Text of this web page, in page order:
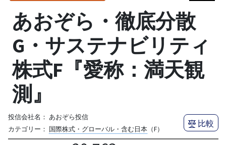
あおぞら・徹底分散
G・サステナビリティ
株式F『愛称：満天観
測』
投信会社名： あおぞら投信
カテゴリー： 国際株式・グローバル・含む日本（F）
比較